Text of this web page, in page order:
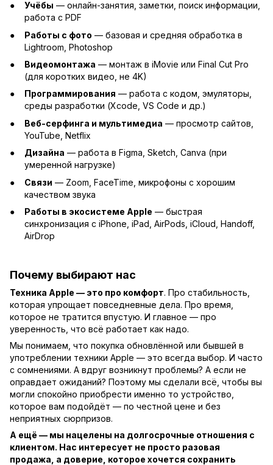
Учёбы — онлайн-занятия, заметки, поиск информации,
работа с PDF
Работы с фото — базовая и средняя обработка в
Lightroom, Photoshop
Видеомонтажа — монтаж в iMovie или Final Cut Pro
(для коротких видео, не 4K)
Программирования — работа с кодом, эмуляторы,
среды разработки (Xcode, VS Code и др.)
Веб-серфинга и мультимедиа — просмотр сайтов,
YouTube, Netflix
Дизайна — работа в Figma, Sketch, Canva (при
умеренной нагрузке)
Связи — Zoom, FaceTime, микрофоны с хорошим
качеством звука
Работы в экосистеме Apple — быстрая
синхронизация с iPhone, iPad, AirPods, iCloud, Handoff,
AirDrop
Почему выбирают нас
Техника Apple — это про комфорт. Про стабильность,
которая упрощает повседневные дела. Про время,
которое не тратится впустую. И главное — про
уверенность, что всё работает как надо.
Мы понимаем, что покупка обновлённой или бывшей в
употреблении техники Apple — это всегда выбор. И часто
с сомнениями. А вдруг возникнут проблемы? А если не
оправдает ожиданий? Поэтому мы сделали всё, чтобы вы
могли спокойно приобрести именно то устройство,
которое вам подойдёт — по честной цене и без
неприятных сюрпризов.
А ещё — мы нацелены на долгосрочные отношения с
клиентом. Нас интересует не просто разовая
продажа, а доверие, которое хочется сохранить